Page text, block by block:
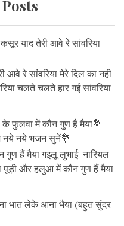
याद तेरी आवे रे सांवरिया
आवे रे सांवरिया मेरे दिल का नही
चलते चलते हार गई सांवरिया
फुलवा में कौन गुण हैं मैया💐
नये नये भजन सुनें💐
हैं मैया गइलू लुभाई नारियल
पूड़ी और हलुआ में कौन गुण हैं मैया
भात लेके आना भैया (बहुत सुंदर